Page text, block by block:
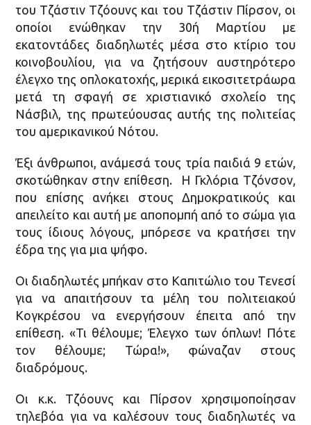
του Τζάστιν Τζόουνς και του Τζάστιν Πίρσον, οι
οποίοι ενώθηκαν την 30ή Μαρτίου με
εκατοντάδες διαδηλωτές μέσα στο κτίριο του
κοινοβουλίου, για να ζητήσουν αυστηρότερο
έλεγχο της οπλοκατοχής, μερικά εικοσιτετράωρα
μετά τη σφαγή σε χριστιανικό σχολείο της
Νάσβιλ, της πρωτεύουσας αυτής της πολιτείας
του αμερικανικού Νότου.
Έξι άνθρωποι, ανάμεσά τους τρία παιδιά 9 ετών,
σκοτώθηκαν στην επίθεση. Η Γκλόρια Τζόνσον,
που επίσης ανήκει στους Δημοκρατικούς και
απειλείτο και αυτή με αποπομπή από το σώμα για
τους ίδιους λόγους, μπόρεσε να κρατήσει την
έδρα της για μια ψήφο.
Οι διαδηλωτές μπήκαν στο Καπιτώλιο του Τενεσί
για να απαιτήσουν τα μέλη του πολιτειακού
Κογκρέσου να ενεργήσουν έπειτα από την
επίθεση. «Τι θέλουμε; Έλεγχο των όπλων! Πότε
τον θέλουμε; Τώρα!», φώναζαν στους
διαδρόμους.
Οι κ.κ. Τζόουνς και Πίρσον χρησιμοποίησαν
τηλεβόα για να καλέσουν τους διαδηλωτές να